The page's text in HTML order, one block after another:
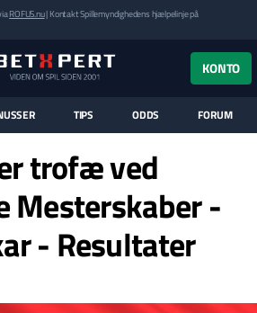
ROFUS.nu| Kontakt Spillemyndighedens hjælpelinje på
KONTO
TIPS ODDS FORUM
trofæ ved
Mesterskaber -
- Resultater